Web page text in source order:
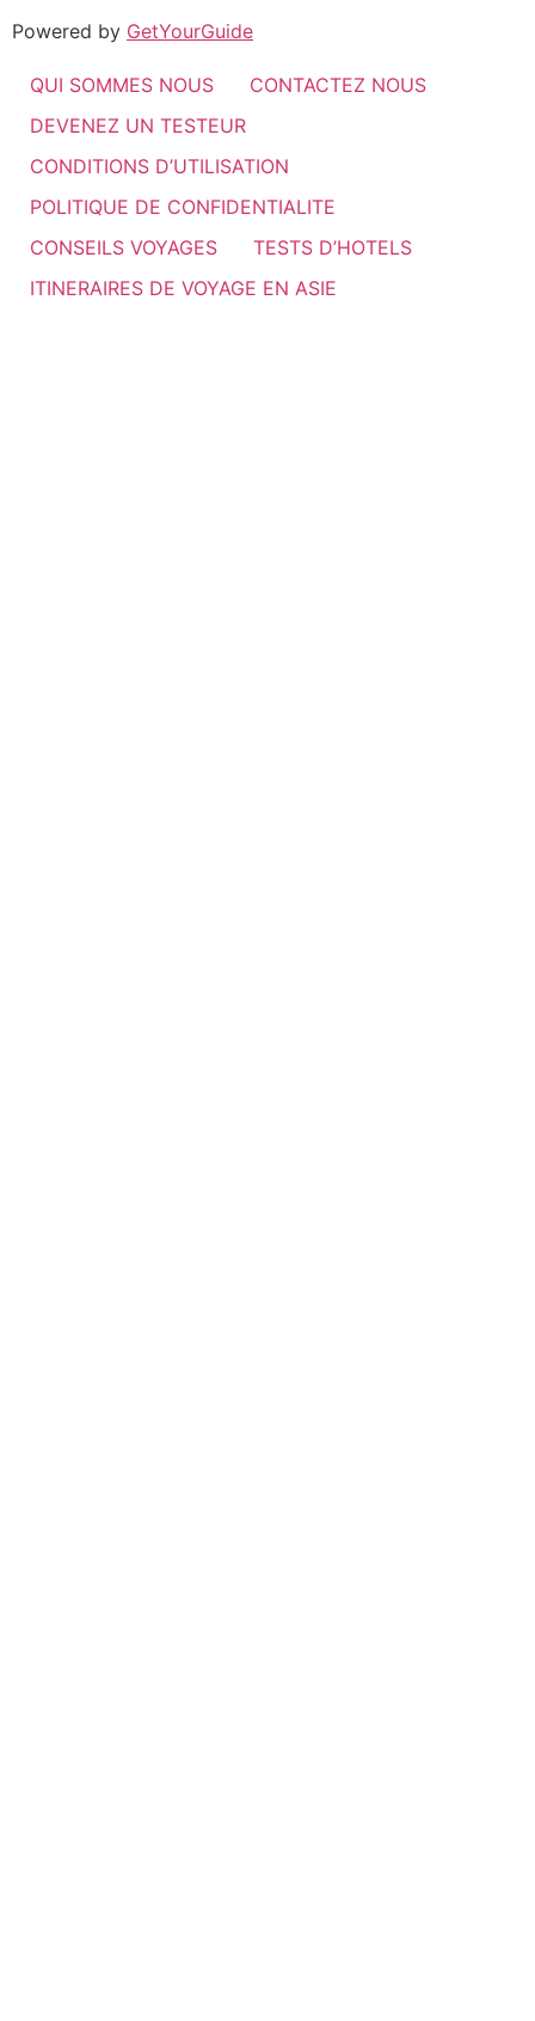
Powered by GetYourGuide
QUI SOMMES NOUS
CONTACTEZ NOUS
DEVENEZ UN TESTEUR
CONDITIONS D’UTILISATION
POLITIQUE DE CONFIDENTIALITE
CONSEILS VOYAGES
TESTS D’HOTELS
ITINERAIRES DE VOYAGE EN ASIE